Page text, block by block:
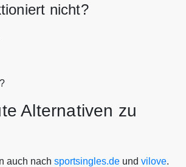
nicht?
Alternativen zu
auch nach sportsingles.de und vilove.